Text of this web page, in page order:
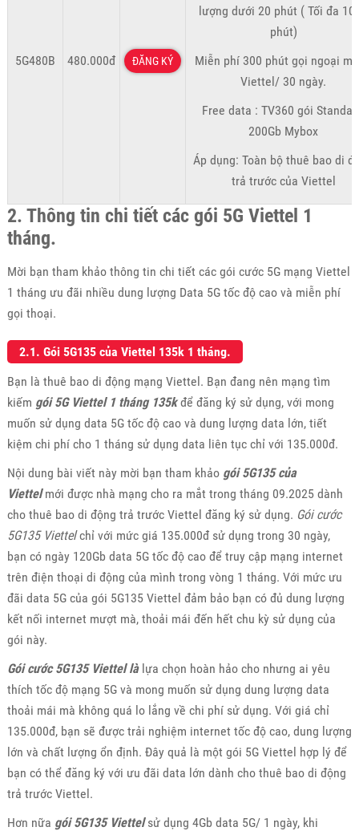
5G480B 480.000đ ĐĂNG KÝ
lượng dưới 20 phút ( Tối đa
phút)
Miễn phí 300 phút gọi ngoại
Viettel/ 30 ngày.
Free data : TV360 gói
200Gb Mybox
Áp dụng: Toàn bộ thuê bao di
trả trước của Viettel
2. Thông tin chi tiết các gói 5G Viettel 1
tháng.
Mời bạn tham khảo thông tin chi tiết các gói cước 5G mạng Viettel
1 tháng ưu đãi nhiều dung lượng Data 5G tốc độ cao và miễn phí
gọi thoại.
2.1. Gói 5G135 của Viettel 135k 1 tháng.
Bạn là thuê bao di động mạng Viettel. Bạn đang nên mạng tìm
kiếm gói 5G Viettel 1 tháng 135kđể đăng ký sử dụng, với mong
muốn sử dụng data 5G tốc độ cao và dung lượng data lớn, tiết
kiệm chi phí cho 1 tháng sử dụng data liên tục chỉ với 135.000đ.
Nội dung bài viết này mời bạn tham khảo gói 5G135 của
Viettelmới được nhà mạng cho ra mắt trong tháng 09.2025 dành
cho thuê bao di động trả trước Viettel đăng ký sử dụng. Gói cước
5G135 Viettelchỉ với mức giá 135.000đ sử dụng trong 30 ngày,
bạn có ngày 120Gb data 5G tốc độ cao để truy cập mạng internet
trên điện thoại di động của mình trong vòng 1 tháng. Với mức ưu
đãi data 5G của gói 5G135 Viettel đảm bảo bạn có đủ dung lượng
kết nối internet mượt mà, thoải mái đến hết chu kỳ sử dụng của
gói này.
Gói cước 5G135 Viettel làlựa chọn hoàn hảo cho nhưng ai yêu
thích tốc độ mạng 5G và mong muốn sử dụng dung lượng data
thoải mái mà không quá lo lắng về chi phí sử dụng. Với giá chỉ
135.000đ, bạn sẽ được trải nghiệm internet tốc độ cao, dung lượng
lớn và chất lượng ổn định. Đây quả là một gói 5G Viettel hợp lý để
bạn có thể đăng ký với ưu đãi data lớn dành cho thuê bao di động
trả trước Viettel.
Hơn nữa gói 5G135 Viettelsử dụng 4Gb data 5G/ 1 ngày, khi